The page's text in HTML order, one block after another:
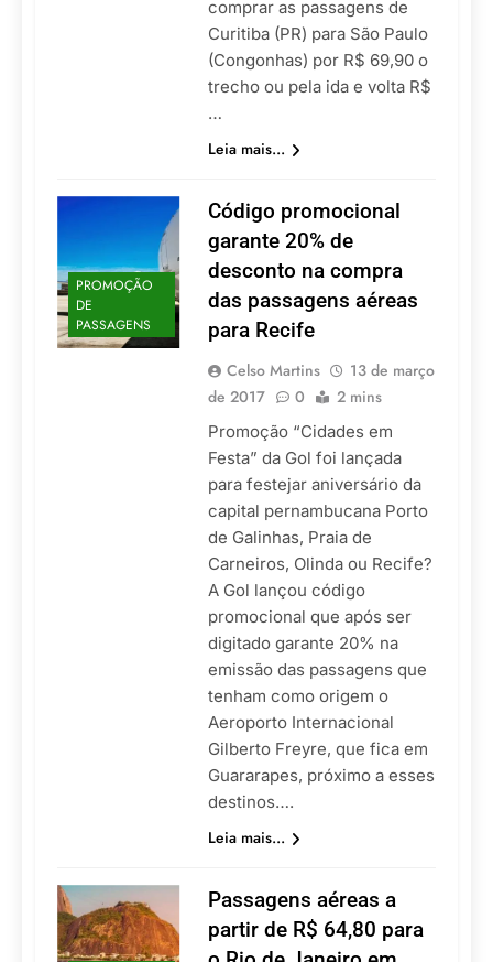
comprar as passagens de
Curitiba (PR) para São Paulo
(Congonhas) por R$ 69,90 o
trecho ou pela ida e volta R$
…
Leia mais...
PROMOÇÃO
DE
PASSAGENS
Código promocional
garante 20% de
desconto na compra
das passagens aéreas
para Recife
Celso Martins
13 de março
de 2017
0 2 mins
Promoção “Cidades em
Festa” da Gol foi lançada
para festejar aniversário da
capital pernambucana Porto
de Galinhas, Praia de
Carneiros, Olinda ou Recife?
A Gol lançou código
promocional que após ser
digitado garante 20% na
emissão das passagens que
tenham como origem o
Aeroporto Internacional
Gilberto Freyre, que fica em
Guararapes, próximo a esses
destinos….
Leia mais...
Passagens aéreas a
partir de R$ 64,80 para